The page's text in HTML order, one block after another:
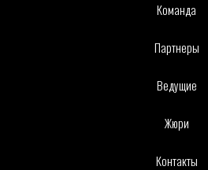
Команда
Партнеры
Ведущие
Жюри
Контакты